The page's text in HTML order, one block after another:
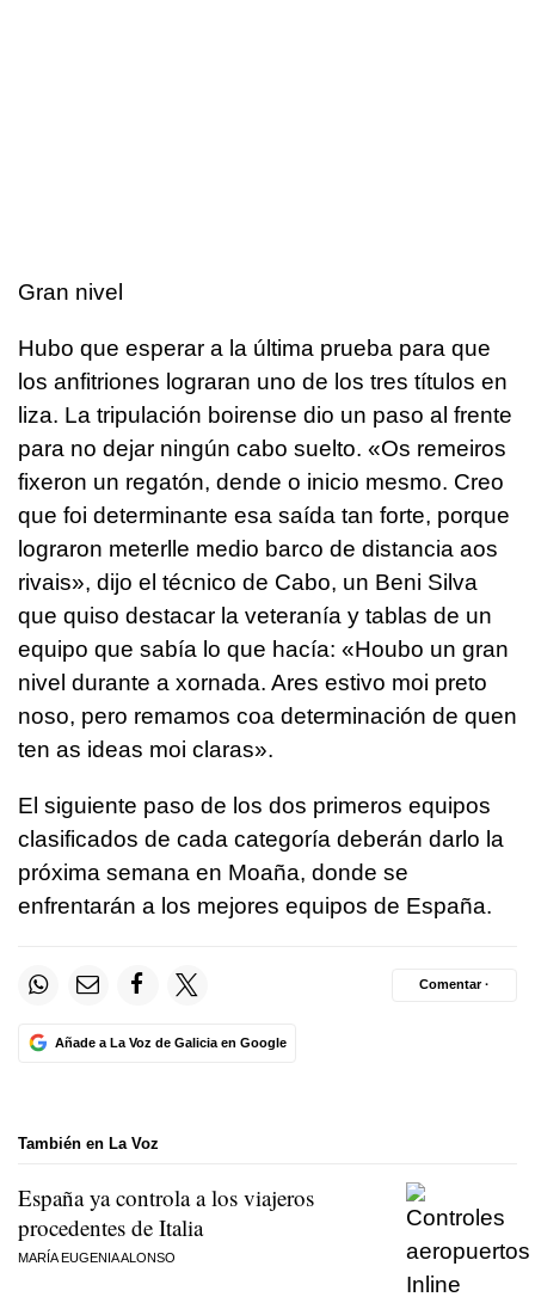
Gran nivel
Hubo que esperar a la última prueba para que
los anfitriones lograran uno de los tres títulos en
liza. La tripulación boirense dio un paso al frente
para no dejar ningún cabo suelto. «Os remeiros
fixeron un regatón, dende o inicio mesmo. Creo
que foi determinante esa saída tan forte, porque
lograron meterlle medio barco de distancia aos
rivais», dijo el técnico de Cabo, un Beni Silva
que quiso destacar la veteranía y tablas de un
equipo que sabía lo que hacía: «Houbo un gran
nivel durante a xornada. Ares estivo moi preto
noso, pero remamos coa determinación de quen
ten as ideas moi claras».
El siguiente paso de los dos primeros equipos
clasificados de cada categoría deberán darlo la
próxima semana en Moaña, donde se
enfrentarán a los mejores equipos de España.
Añade a La Voz de Galicia en Google
Comentar ·
También en La Voz
España ya controla a los viajeros
procedentes de Italia
MARÍA EUGENIA ALONSO